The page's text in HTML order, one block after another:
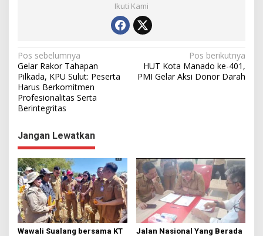
Ikuti Kami
N
a
v
i
a
s
i
p
o
s
Pos sebelumnya
Gelar Rakor Tahapan
Pilkada, KPU Sulut: Peserta
Harus Berkomitmen
Profesionalitas Serta
Berintegritas
Pos berikutnya
HUT Kota Manado ke-401,
PMI Gelar Aksi Donor Darah
Jangan Lewatkan
Wawali Sualang bersama KT
Jalan Nasional Yang Berada